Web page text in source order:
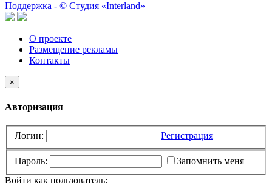
Поддержка - © Cтудия «Interland»
О проекте
Размещение рекламы
Контакты
×
Авторизация
Логин: Регистрация
Пароль:
Запомнить меня
Войти как пользователь: